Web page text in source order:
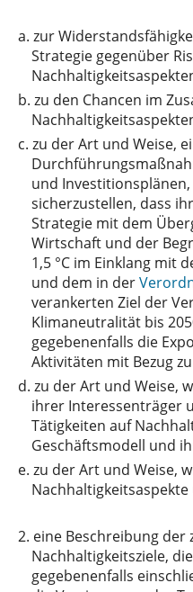
a. zur
Strategie gegenüber
b. zu den Chancen im
c. zu der Art und Weise,
und
sicherzustellen, dass
Strategie mit dem
Wirtschaft und der
1,5 °C im Einklang mit
und dem in der
verankerten Ziel der
Klimaneutralität bis
gegebenenfalls die
Aktivitäten mit Bezug
d. zu der Art und Weise,
ihrer Interessenträger
Tätigkeiten auf
Geschäftsmodell und
e. zu der Art und Weise,
2. eine Beschreibung der
Nachhaltigkeitsziele,
gegebenenfalls